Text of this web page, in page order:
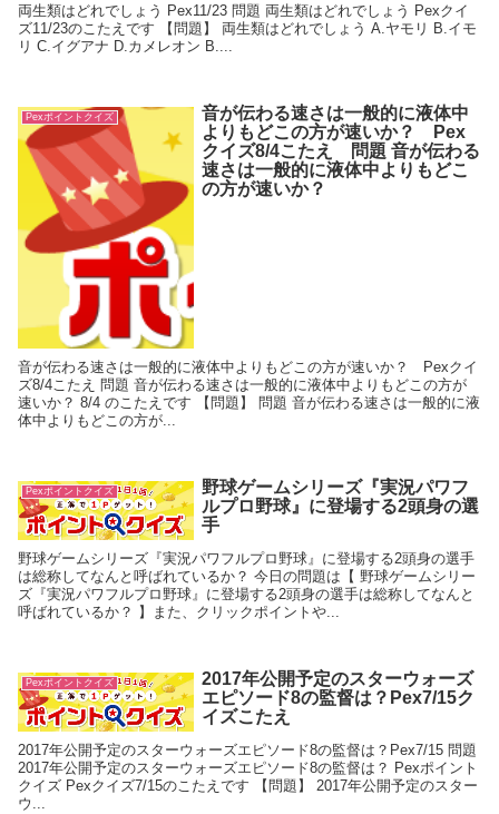
両生類はどれでしょう Pex11/23 問題 両生類はどれでしょう Pexクイ
ズ11/23のこたえです 【問題】 両生類はどれでしょう A.ヤモリ B.イモ
リ C.イグアナ D.カメレオン B....
Pexポイントクイズ
音が伝わる速さは一般的に液体中
よりもどこの方が速いか？ Pex
クイズ8/4こたえ 問題 音が伝わる
速さは一般的に液体中よりもどこ
の方が速いか？
音が伝わる速さは一般的に液体中よりもどこの方が速いか？ Pexクイ
ズ8/4こたえ 問題 音が伝わる速さは一般的に液体中よりもどこの方が
速いか？ 8/4 のこたえです 【問題】 問題 音が伝わる速さは一般的に液
体中よりもどこの方が...
Pexポイントクイズ
野球ゲームシリーズ『実況パワフ
ルプロ野球』に登場する2頭身の選
手
野球ゲームシリーズ『実況パワフルプロ野球』に登場する2頭身の選手
は総称してなんと呼ばれているか？ 今日の問題は【 野球ゲームシリー
ズ『実況パワフルプロ野球』に登場する2頭身の選手は総称してなんと
呼ばれているか？ 】また、クリックポイントや...
Pexポイントクイズ
2017年公開予定のスターウォーズ
エピソード8の監督は？Pex7/15ク
イズこたえ
2017年公開予定のスターウォーズエピソード8の監督は？Pex7/15 問題
2017年公開予定のスターウォーズエピソード8の監督は？ Pexポイント
クイズ Pexクイズ7/15のこたえです 【問題】 2017年公開予定のスター
ウ...